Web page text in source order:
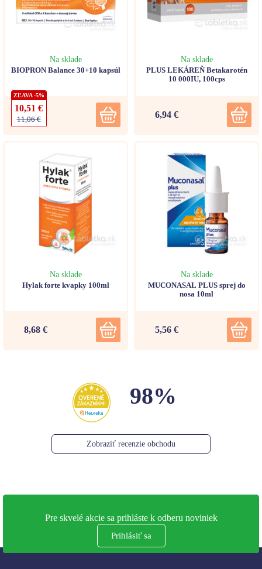
Na sklade
BIOPRON Balance 30+10 kapsúl
ZĽAVA -5%
10,51 €
11,06 €
Na sklade
PLUS LEKÁREŇ Betakarotén
10 000IU, 100cps
6,94 €
Na sklade
Hylak forte kvapky 100ml
8,68 €
Na sklade
MUCONASAL PLUS sprej do
nosa 10ml
5,56 €
98%
Zobraziť recenzie obchodu
Pre skvelé akcie sa prihláste k odberu noviniek
Prihlásiť sa